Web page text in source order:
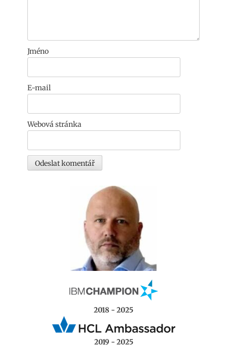
Jméno
E-mail
Webová stránka
2018 - 2025
2019 - 2025